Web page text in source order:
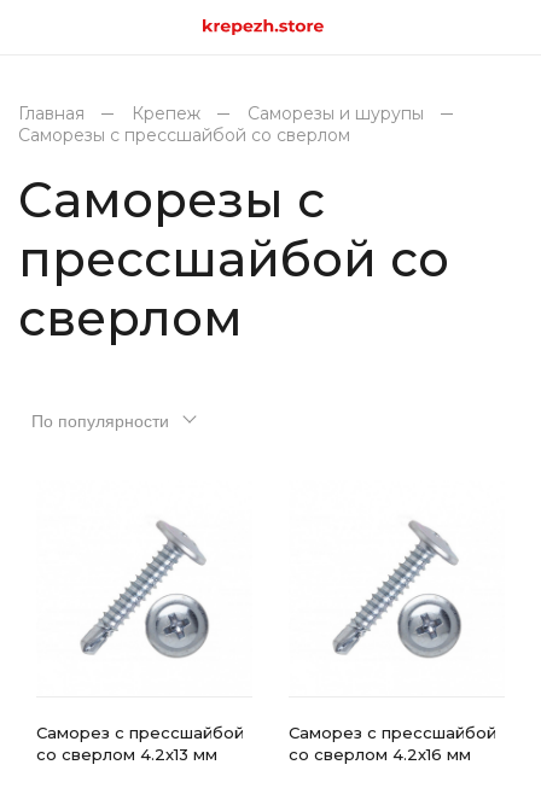
Главная Крепеж
Саморезы и шурупы
Саморезы с прессшайбой со сверлом
Саморезы с
прессшайбой со
сверлом
По популярности
Саморез с прессшайбой
со сверлом 4.2х13 мм
Саморез с прессшайбой
со сверлом 4.2х16 мм